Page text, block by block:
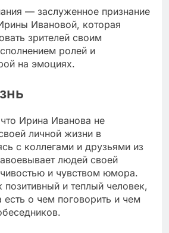
— заслуженное признание
Ивановой, которая
зрителей своим
ролей и
на эмоциях.
Ирина Иванова не
личной жизни в
с коллегами и друзьями из
людей своей
и чувством юмора.
позитивный и теплый человек,
есть о чем поговорить и чем